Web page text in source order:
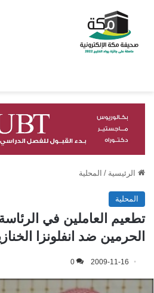
الرئيسية / المحلية
المحلية
تطعيم العاملين في
الحرمين ضد انفلونزا
2009-11-16
0